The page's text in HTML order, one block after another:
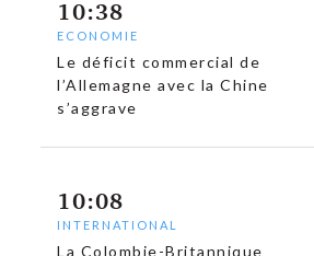
10:38
ECONOMIE
Le déficit commercial de
l’Allemagne avec la Chine
s’aggrave
10:08
INTERNATIONAL
La Colombie-Britannique